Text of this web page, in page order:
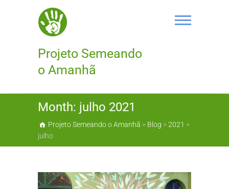
Projeto Semeando
o Amanhã
Month: julho 2021
Projeto Semeando o Amanhã > Blog >2021 >
julho